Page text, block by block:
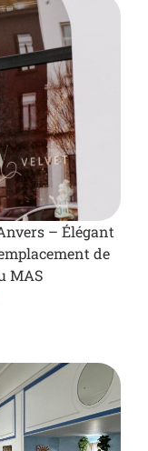
– Élégant
de
MAS